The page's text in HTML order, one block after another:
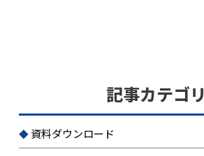
記事カテゴリ
資料ダウンロード